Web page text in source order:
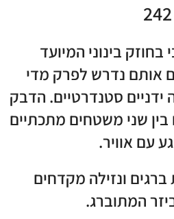
בינוני המיועד
אותם נדרש לפרק מדי
סטנדרטיים. הדבק
שני משטחים מתכתיים
עם אוויר.
ונזילה מקדחים
המתוברג.